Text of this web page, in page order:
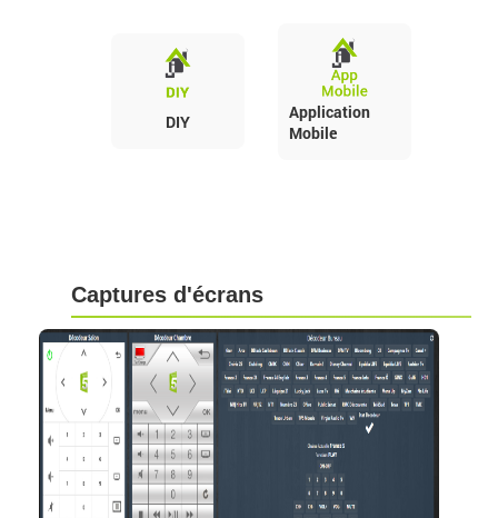
DIY
Application
Mobile
Captures d'écrans